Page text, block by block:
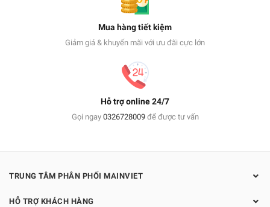
Mua hàng tiết kiệm
Giảm giá & khuyến mãi với ưu đãi cực lớn
Hỗ trợ online 24/7
Gọi ngay 0326728009để được tư vấn
TRUNG TÂM PHÂN PHỐI MAINVIET
HỖ TRỢ KHÁCH HÀNG